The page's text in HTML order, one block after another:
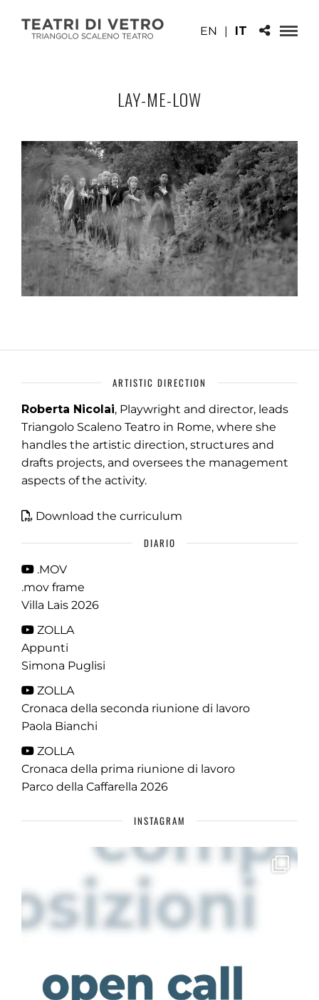
EN | IT
LAY-ME-LOW
ARTISTIC DIRECTION
Roberta Nicolai, Playwright and director, leads
Triangolo Scaleno Teatro in Rome, where she
handles the artistic direction, structures and
drafts projects, and oversees the management
aspects of the activity.
Download the curriculum
DIARIO
.MOV
.mov frame
Villa Lais 2026
ZOLLA
Appunti
Simona Puglisi
ZOLLA
Cronaca della seconda riunione di lavoro
Paola Bianchi
ZOLLA
Cronaca della prima riunione di lavoro
Parco della Caffarella 2026
INSTAGRAM